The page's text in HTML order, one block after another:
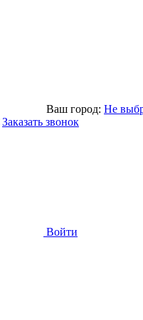
Ваш город: Не
Заказать звонок
Войти